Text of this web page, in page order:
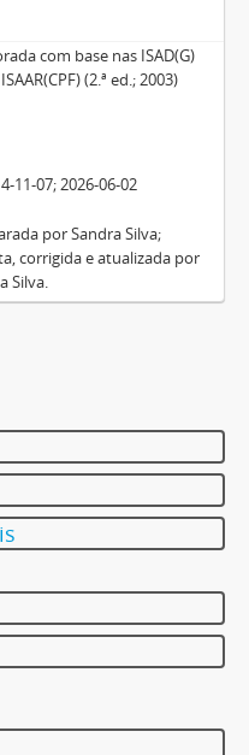
com base nas ISAD(G)
(2.ª ed.; 2003)
11-07; 2026-06-02
por Sandra Silva;
corrigida e atualizada por
Silva.